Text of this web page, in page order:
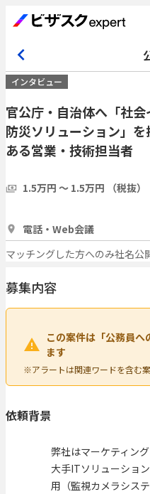
インタビュー
官公庁・自治体へ「社
防災ソリューション」
ある営業・技術担当者
1.5万円 〜 1.5万円 （税抜）
電話・Web会議
マッチングした方へのみ社名公
募集内容
この案件は「公務員へ
ます
※アラートは関連ワードを含む
依頼背景
弊社はマーケティン
大手ITソリューショ
用（監視カメラシス